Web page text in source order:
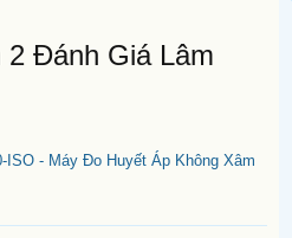
2 Đánh Giá Lâm
ISO - Máy Đo Huyết Áp Không Xâm